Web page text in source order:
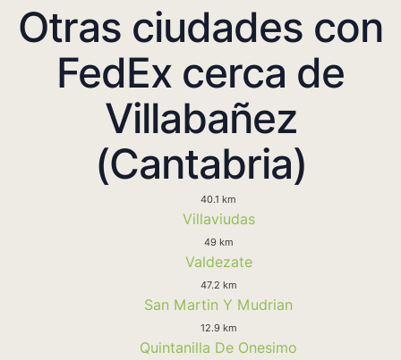
Otras ciudades con
FedEx cerca de
Villabañez
(Cantabria)
40.1 km
Villaviudas
49 km
Valdezate
47.2 km
San Martin Y Mudrian
12.9 km
Quintanilla De Onesimo